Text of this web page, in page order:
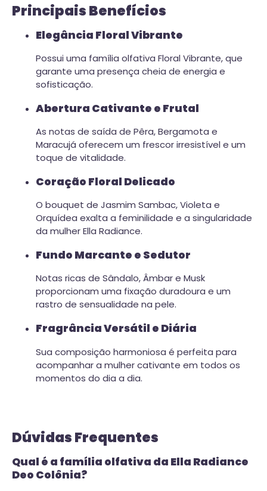
Principais Benefícios
Elegância Floral Vibrante
Possui uma família olfativa Floral Vibrante, que
garante uma presença cheia de energia e
sofisticação.
Abertura Cativante e Frutal
As notas de saída de Pêra, Bergamota e
Maracujá oferecem um frescor irresistível e um
toque de vitalidade.
Coração Floral Delicado
O bouquet de Jasmim Sambac, Violeta e
Orquídea exalta a feminilidade e a singularidade
da mulher Ella Radiance.
Fundo Marcante e Sedutor
Notas ricas de Sândalo, Âmbar e Musk
proporcionam uma fixação duradoura e um
rastro de sensualidade na pele.
Fragrância Versátil e Diária
Sua composição harmoniosa é perfeita para
acompanhar a mulher cativante em todos os
momentos do dia a dia.
Dúvidas Frequentes
Qual é a família olfativa da Ella Radiance
Deo Colônia?